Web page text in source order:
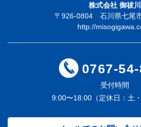
株式会社 御祓川
〒926-0804 石川県七尾
http://
0767-
受付時間
9:00〜18:00（定休日：土・